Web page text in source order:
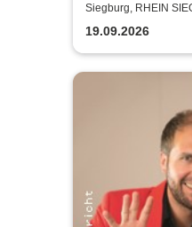
Siegburg, RHEIN
19.09.2026